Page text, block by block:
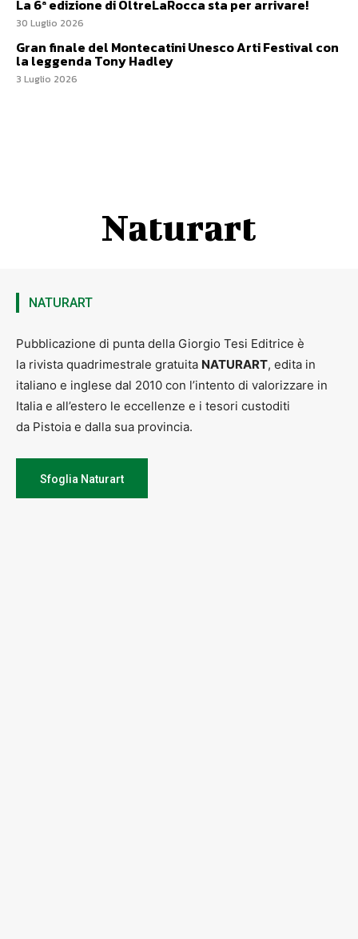
La 6ª edizione di OltreLaRocca sta per arrivare!
30 Luglio 2026
Gran finale del Montecatini Unesco Arti Festival con
la leggenda Tony Hadley
3 Luglio 2026
Naturart
NATURART
Pubblicazione di punta della Giorgio Tesi Editrice è
la rivista quadrimestrale gratuita NATURART, edita in
italiano e inglese dal 2010 con l’intento di valorizzare in
Italia e all’estero le eccellenze e i tesori custoditi
da Pistoia e dalla sua provincia.
Sfoglia Naturart